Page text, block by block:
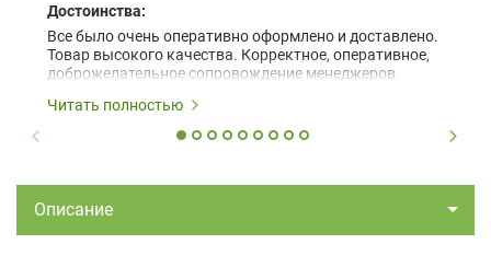
Достоинства:
Все было очень оперативно оформлено и доставлено.
Товар высокого качества. Корректное, оперативное,
доброжелательное сопровождение менеджеров.
Читать полностью
Описание